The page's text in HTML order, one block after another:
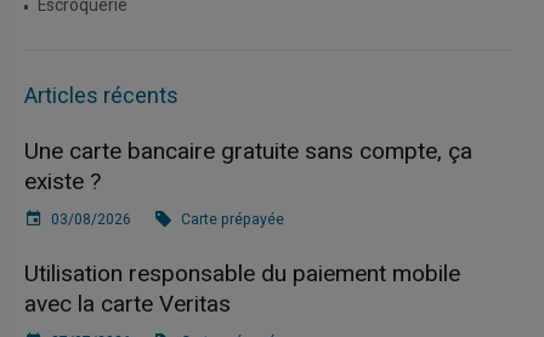
Escroquerie
Articles récents
Une carte bancaire gratuite sans compte, ça
existe ?
03/08/2026 Carte prépayée
Utilisation responsable du paiement mobile
avec la carte Veritas